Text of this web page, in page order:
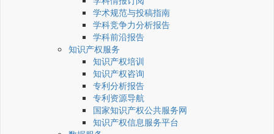
学术规范与投稿指南
学科竞争力分析报告
学科前沿报告
知识产权服务
知识产权培训
知识产权咨询
专利分析报告
专利资源导航
国家知识产权公共服务网
知识产权信息服务平台